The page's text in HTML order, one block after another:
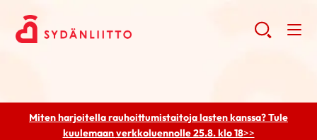
Miten harjoitella rauhoittumistaitoja lasten kanssa? Tule
kuulemaanverkkoluennolle 25.8. klo 18>>